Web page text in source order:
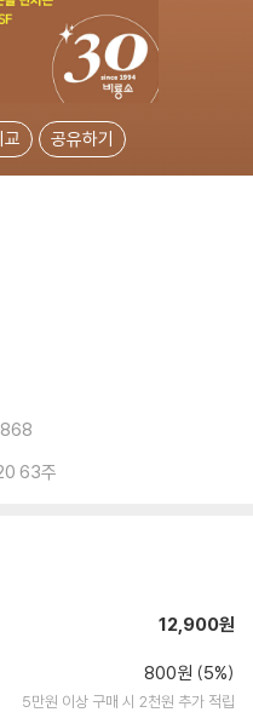
교 공유하기
63주
12,900원
800원 (5%)
5만원 이상 구매 시 2천원 추가 적립